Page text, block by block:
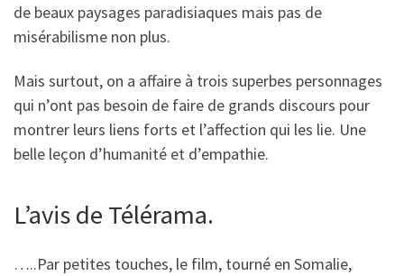
de beaux paysages paradisiaques mais pas de
misérabilisme non plus.
Mais surtout, on a affaire à trois superbes personnages
qui n’ont pas besoin de faire de grands discours pour
montrer leurs liens forts et l’affection qui les lie. Une
belle leçon d’humanité et d’empathie.
L’avis de Télérama.
…..Par petites touches, le film, tourné en Somalie,